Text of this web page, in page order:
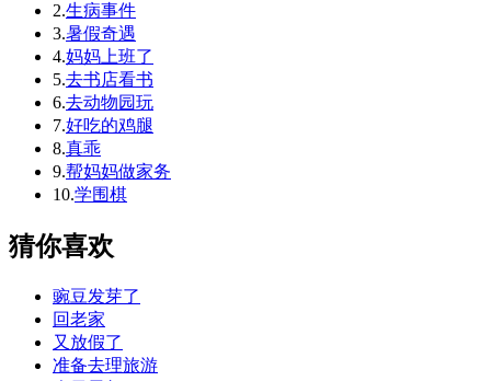
2.生病事件
3.暑假奇遇
4.妈妈上班了
5.去书店看书
6.去动物园玩
7.好吃的鸡腿
8.真乖
9.帮妈妈做家务
10.学围棋
猜你喜欢
豌豆发芽了
回老家
又放假了
准备去理旅游